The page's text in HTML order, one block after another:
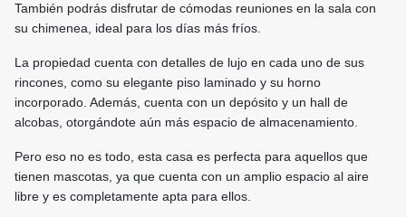
También podrás disfrutar de cómodas reuniones en la sala con
su chimenea, ideal para los días más fríos.
La propiedad cuenta con detalles de lujo en cada uno de sus
rincones, como su elegante piso laminado y su horno
incorporado. Además, cuenta con un depósito y un hall de
alcobas, otorgándote aún más espacio de almacenamiento.
Pero eso no es todo, esta casa es perfecta para aquellos que
tienen mascotas, ya que cuenta con un amplio espacio al aire
libre y es completamente apta para ellos.